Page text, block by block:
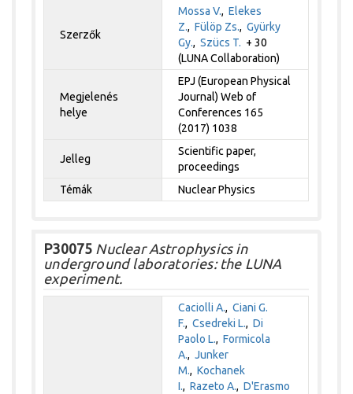
Szerzők
Mossa V.,Elekes
Z.,Fülöp Zs.,Gyürky
Gy.,Szücs T. + 30
(LUNA Collaboration)
Megjelenés
helye
EPJ (European Physical
Journal) Web of
Conferences 165
(2017) 1038
Jelleg
Scientific paper,
proceedings
Témák
Nuclear Physics
P30075 Nuclear Astrophysics in
underground laboratories: the LUNA
experiment.
Caciolli A.,Ciani G.
F.,Csedreki L.,Di
Paolo L.,Formicola
A.,Junker
M.,Kochanek
I.,Razeto A.,D'Erasmo